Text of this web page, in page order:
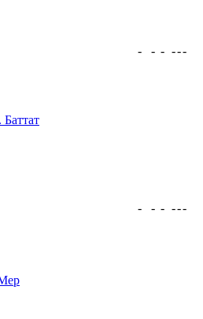
- - - ---
- - - ---